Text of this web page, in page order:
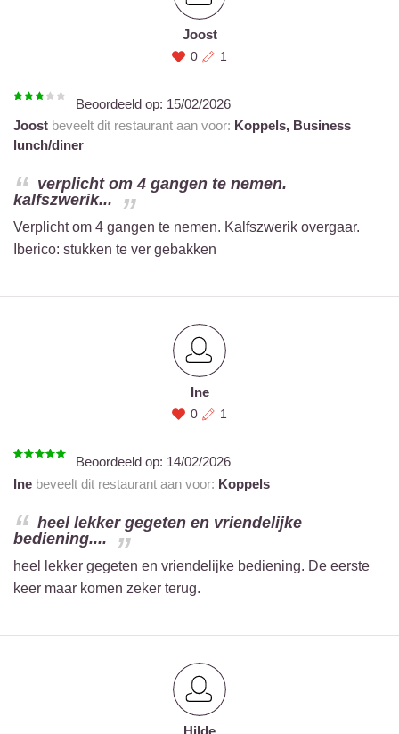
Joost
0 1
Beoordeeld op: 15/02/2026
Joost beveelt dit restaurant aan voor: Koppels, Business
lunch/diner
verplicht om 4 gangen te nemen.
kalfszwerik...
Verplicht om 4 gangen te nemen. Kalfszwerik overgaar.
Iberico: stukken te ver gebakken
Ine
0 1
Beoordeeld op: 14/02/2026
Ine beveelt dit restaurant aan voor: Koppels
heel lekker gegeten en vriendelijke
bediening....
heel lekker gegeten en vriendelijke bediening. De eerste
keer maar komen zeker terug.
Hilde